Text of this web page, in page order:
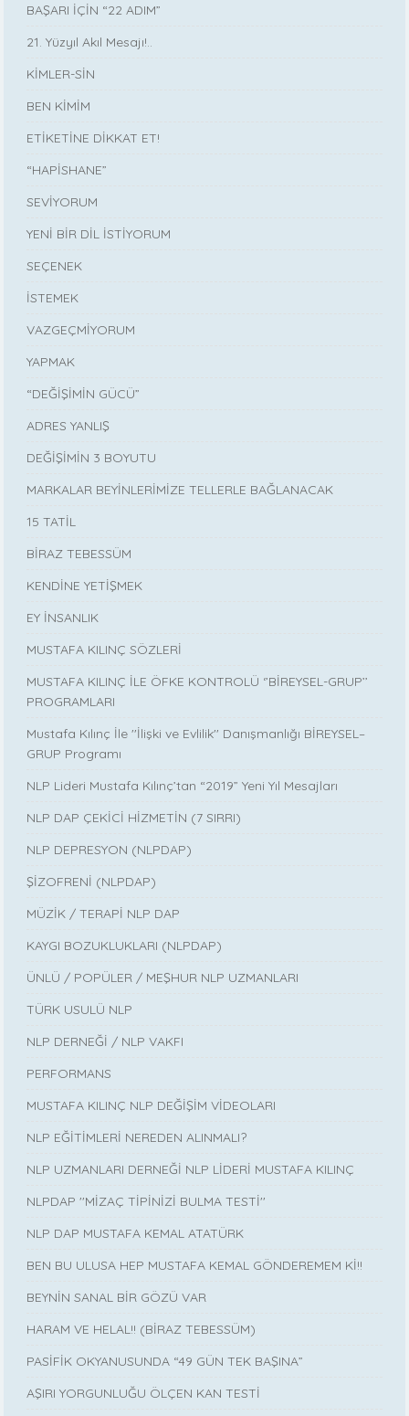
BAŞARI İÇİN “22 ADIM”
21. Yüzyıl Akıl Mesajı!..
KİMLER-SİN
BEN KİMİM
ETİKETİNE DİKKAT ET!
“HAPİSHANE”
SEVİYORUM
YENİ BİR DİL İSTİYORUM
SEÇENEK
İSTEMEK
VAZGEÇMİYORUM
YAPMAK
“DEĞİŞİMİN GÜCÜ”
ADRES YANLIŞ
DEĞİŞİMİN 3 BOYUTU
MARKALAR BEYİNLERİMİZE TELLERLE BAĞLANACAK
15 TATİL
BİRAZ TEBESSÜM
KENDİNE YETİŞMEK
EY İNSANLIK
MUSTAFA KILINÇ SÖZLERİ
MUSTAFA KILINÇ İLE ÖFKE KONTROLÜ ‘’BİREYSEL-GRUP’’
PROGRAMLARI
Mustafa Kılınç İle ''İlişki ve Evlilik'' Danışmanlığı BİREYSEL–
GRUP Programı
NLP Lideri Mustafa Kılınç’tan “2019” Yeni Yıl Mesajları
NLP DAP ÇEKİCİ HİZMETİN (7 SIRRI)
NLP DEPRESYON (NLPDAP)
ŞİZOFRENİ (NLPDAP)
MÜZİK / TERAPİ NLP DAP
KAYGI BOZUKLUKLARI (NLPDAP)
ÜNLÜ / POPÜLER / MEŞHUR NLP UZMANLARI
TÜRK USULÜ NLP
NLP DERNEĞİ / NLP VAKFI
PERFORMANS
MUSTAFA KILINÇ NLP DEĞİŞİM VİDEOLARI
NLP EĞİTİMLERİ NEREDEN ALINMALI?
NLP UZMANLARI DERNEĞİ NLP LİDERİ MUSTAFA KILINÇ
NLPDAP ''MİZAÇ TİPİNİZİ BULMA TESTİ''
NLP DAP MUSTAFA KEMAL ATATÜRK
BEN BU ULUSA HEP MUSTAFA KEMAL GÖNDEREMEM Kİ!!
BEYNİN SANAL BİR GÖZÜ VAR
HARAM VE HELAL!! (BİRAZ TEBESSÜM)
PASİFİK OKYANUSUNDA “49 GÜN TEK BAŞINA”
AŞIRI YORGUNLUĞU ÖLÇEN KAN TESTİ